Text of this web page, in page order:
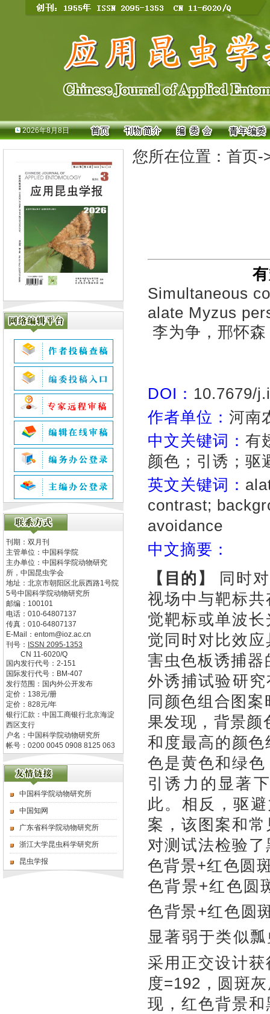
2026年8月8日
刊期：双月刊
主管单位： 中国科学院
主办单位： 中国科学院动物研究
所，中国昆虫学会
地址： 北京市朝阳区北辰西路1号院
5号中国科学院动物研究所
邮编： 100101
电话： 010-64807137
传真： 010-64807137
E-Mail： entom@ioz.ac.cn
刊号： ISSN 2095-1353
CN 11-6020/Q
国内发行代号： 2-151
国际发行代号： BM-407
发行范围：国内外公开发布
定价： 138元/册
定价： 828元/年
银行汇款：中国工商银行北京海淀
西区支行
户名：中国科学院动物研究所
帐号：0200 0045 0908 8125 063
中国科学院动物研究所
中国知网
广东省科学院动物研究所
浙江大学昆虫科学研究所
昆虫学报
您所在位置： 首页-
Simultaneous
alate Myzus
李为争，邢怀
DOI： 10.7679/
作者单位： 河南
中文关键词： 有
颜色；引诱；驱
英文关键词：
contrast;
avoidance
中文摘要：
【目的】
同时
视场中与靶标
觉靶标或单波
觉同时对比效
害虫色板诱捕器
外诱捕试验研
同颜色组合图案
果发现 ，背景
和度最高的颜色
色是黄色和绿
引诱力的显著
此。相反，驱
案，该图案和
对测试法检验
色背景+红色圆
色背景+红色圆
色背景+红色圆
显著弱于类似
采用正交设计
度=192 ，圆斑
现，红色背景